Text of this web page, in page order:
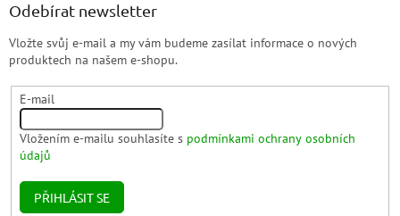
Odebírat newsletter
Vložte svůj e-mail a my vám budeme zasílat informace o nových
produktech na našem e-shopu.
E-mail
Vložením e-mailu souhlasíte s podmínkami ochrany osobních
údajů
PŘIHLÁSIT SE